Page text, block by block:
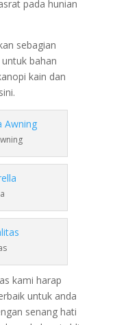
pada hunian
sebagian
bahan
kain dan
kami harap
untuk anda
senang hati